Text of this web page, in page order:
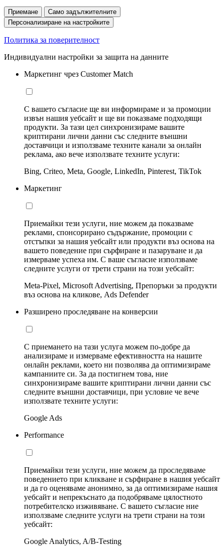
Приемане
Само задължителните
Персонализиране на настройките
Политика за поверителност
Индивидуални настройки за защита на данните
Маркетинг чрез Customer Match
С вашето съгласие ще ви информираме и за промоции
извън нашия уебсайт и ще ви показваме подходящи
продукти. За тази цел синхронизираме вашите
криптирани лични данни със следните външни
доставчици и използваме техните канали за онлайн
реклама, ако вече използвате техните услуги:
Bing, Criteo, Meta, Google, LinkedIn, Pinterest, TikTok
Маркетинг
Приемайки тези услуги, ние можем да показваме
реклами, спонсорирано съдържание, промоции с
отстъпки за нашия уебсайт или продукти въз основа на
вашето поведение при сърфиране и пазаруване и да
измерваме успеха им. С ваше съгласие използваме
следните услуги от трети страни на този уебсайт:
Meta-Pixel, Microsoft Advertising, Препоръки за продукти
въз основа на кликове, Ads Defender
Разширено проследяване на конверсии
С приемането на тази услуга можем по-добре да
анализираме и измерваме ефективността на нашите
онлайн реклами, което ни позволява да оптимизираме
кампаниите си. За да постигнем това, ние
синхронизираме вашите криптирани лични данни със
следните външни доставчици, при условие че вече
използвате техните услуги:
Google Ads
Performance
Приемайки тези услуги, ние можем да проследяваме
поведението при кликване и сърфиране в нашия уебсайт
и да го оценяваме анонимно, за да оптимизираме нашия
уебсайт и непрекъснато да подобряваме цялостното
потребителско изживяване. С вашето съгласие ние
използваме следните услуги на трети страни на този
уебсайт:
Google Analytics, A/B-Testing